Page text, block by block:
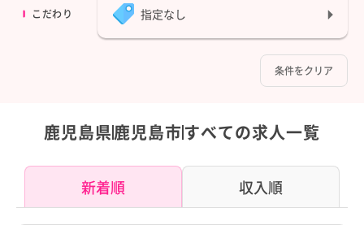
こだわり 指定なし
条件をクリア
鹿児島県鹿児島市すべての求人一覧
新着順 収入順